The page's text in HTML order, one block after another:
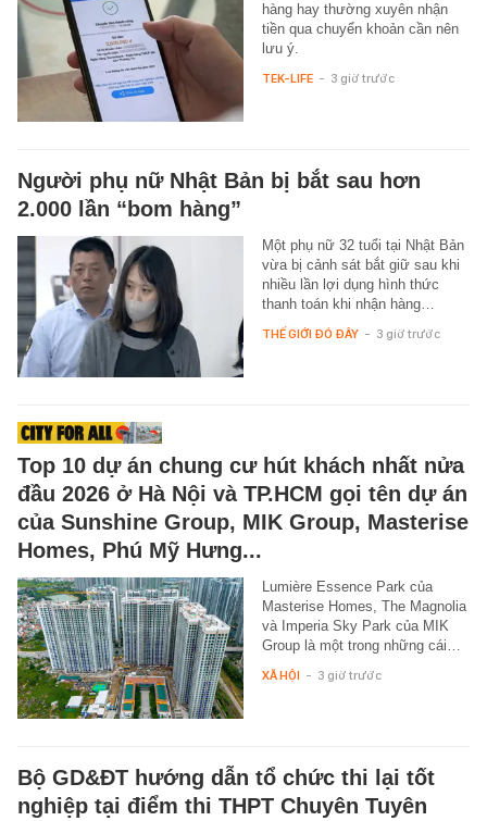
hàng hay thường xuyên nhận
tiền qua chuyển khoản cần nên
lưu ý.
TEK-LIFE - 3 giờ trước
Người phụ nữ Nhật Bản bị bắt sau hơn
2.000 lần “bom hàng”
Một phụ nữ 32 tuổi tại Nhật Bản
vừa bị cảnh sát bắt giữ sau khi
nhiều lần lợi dụng hình thức
thanh toán khi nhận hàng…
THẾ GIỚI ĐÓ ĐÂY - 3 giờ trước
Top 10 dự án chung cư hút khách nhất nửa
đầu 2026 ở Hà Nội và TP.HCM gọi tên dự án
của Sunshine Group, MIK Group, Masterise
Homes, Phú Mỹ Hưng...
Lumière Essence Park của
Masterise Homes, The Magnolia
và Imperia Sky Park của MIK
Group là một trong những cái…
XÃ HỘI - 3 giờ trước
Bộ GD&ĐT hướng dẫn tổ chức thi lại tốt
nghiệp tại điểm thi THPT Chuyên Tuyên